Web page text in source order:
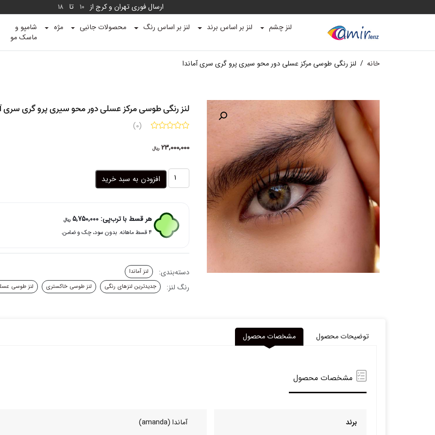
ارسال فوری تهران و کرج از 10 تا 18
لنز چشم لنز بر اساس برند لنز بر اساس رنگ محصولات جانبی مژه
شامپو و
ماسک مو
خانه / لنز رنگی طوسی مرکز عسلی دور محو سیری پرو گری سری آماندا
لنز رنگی طوسی مرکز عسلی دور محو سیری پرو گری سری
(0)
23,000,000 ریال
لنز
رنگی
عسلی
پرو
سری
آماندا
عدد
افزودن به سبد خرید
هر قسط با ترب‌پی: 5,750,000 ریال
۴ قسط ماهانه. بدون سود، چک و ضامن.
دسته‌بندی: لنز آماندا
رنگ لنز: جدیدترین لنزهای رنگی لنز طوسی خاکستری لنز طوسی
توضیحات محصول مشخصات محصول
مشخصات محصول
برند آماندا (amanda)